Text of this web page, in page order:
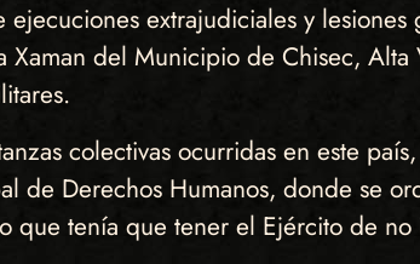
ejecuciones extrajudiciales y
Xaman del Municipio de Chisec,
colectivas ocurridas en este
de Derechos Humanos, donde se
que tenía que tener el Ejército de